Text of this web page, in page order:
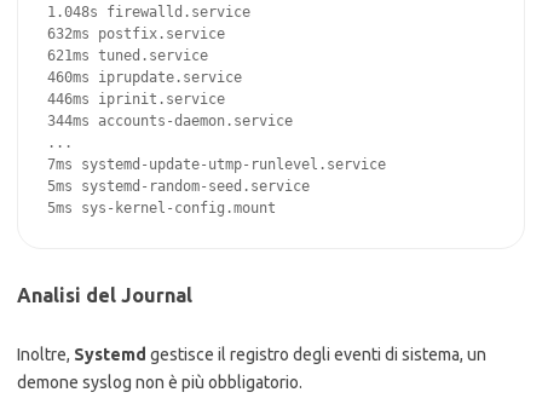
1.048s firewalld.service
632ms postfix.service
621ms tuned.service
460ms iprupdate.service
446ms iprinit.service
344ms accounts-daemon.service
...
7ms systemd-update-utmp-runlevel.service
5ms systemd-random-seed.service
5ms sys-kernel-config.mount
Analisi del Journal
Inoltre, Systemd gestisce il registro degli eventi di sistema, un
demone syslog non è più obbligatorio.